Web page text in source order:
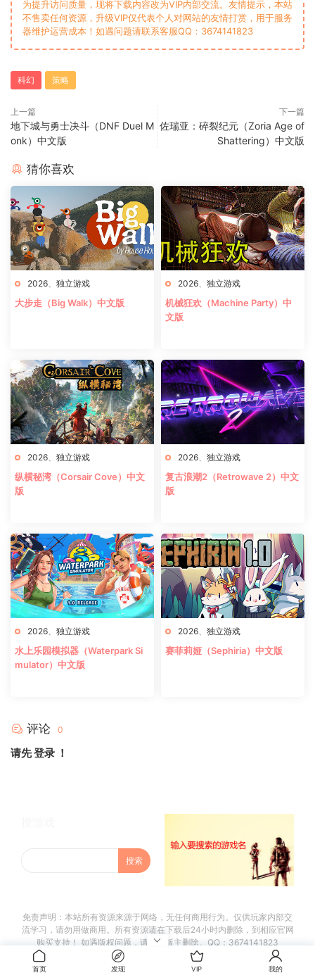
为提升访问质量，现将下载内容改为VIP内部交流。友情提示，本站
不售卖任何资源，升级VIP仅代表个人对网站的友情打赏，用于服务
器维护运营成本！如遇问题请联系客服QQ：3674141823
科幻 策略
上一篇
地下城与勇士决斗（DNF Duel M
onk）中文版
下一篇
佐瑞亚：碎裂纪元（Zoria Age of
Shattering）中文版
猜你喜欢
2026 独立游戏
大步走（Big Walk）中文版
2026 独立游戏
机械狂欢（Machine Party）中
文版
2026 独立游戏
纵横秘湾（Corsair Cove）中文
版
2026 独立游戏
复古浪潮2（Retrowave 2）中文
版
2026 独立游戏
水上乐园模拟器（Waterpark Si
mulator）中文版
2026 独立游戏
赛菲莉娅（Sephiria）中文版
评论 0
请先登录 ！
免责声明：本站所有资源来源于网络，无任何商用行为。仅供玩家内部交
流学习，请勿用做商用。所有资源请在下载后24小时内删除，到相应官网
购买支持！ 如遇版权问题，请联系版主删除。QQ：3674141823
首页 发现 VIP 我的